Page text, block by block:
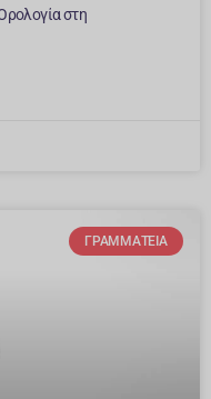
στη
ΓΡΑΜΜΑΤΕΊΑ